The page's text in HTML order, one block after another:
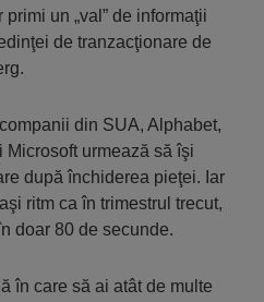
un „val” de informaţii
de tranzacţionare de
din SUA, Alphabet,
Microsoft urmează să îşi
după închiderea pieţei. Iar
ritm ca în trimestrul trecut,
doar 80 de secunde.
în care să ai atât de multe